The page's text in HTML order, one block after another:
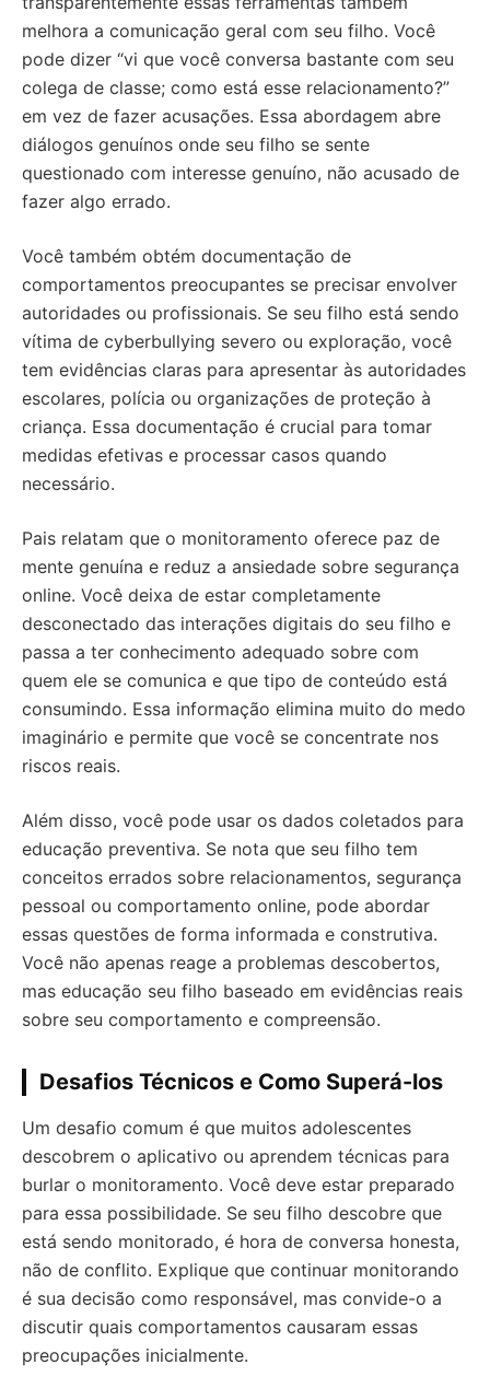
melhora a comunicação geral com seu filho. Você
pode dizer “vi que você conversa bastante com seu
colega de classe; como está esse relacionamento?”
em vez de fazer acusações. Essa abordagem abre
diálogos genuínos onde seu filho se sente
questionado com interesse genuíno, não acusado de
fazer algo errado.
Você também obtém documentação de
comportamentos preocupantes se precisar envolver
autoridades ou profissionais. Se seu filho está sendo
vítima de cyberbullying severo ou exploração, você
tem evidências claras para apresentar às autoridades
escolares, polícia ou organizações de proteção à
criança. Essa documentação é crucial para tomar
medidas efetivas e processar casos quando
necessário.
Pais relatam que o monitoramento oferece paz de
mente genuína e reduz a ansiedade sobre segurança
online. Você deixa de estar completamente
desconectado das interações digitais do seu filho e
passa a ter conhecimento adequado sobre com
quem ele se comunica e que tipo de conteúdo está
consumindo. Essa informação elimina muito do medo
imaginário e permite que você se concentrate nos
riscos reais.
Além disso, você pode usar os dados coletados para
educação preventiva. Se nota que seu filho tem
conceitos errados sobre relacionamentos, segurança
pessoal ou comportamento online, pode abordar
essas questões de forma informada e construtiva.
Você não apenas reage a problemas descobertos,
mas educação seu filho baseado em evidências reais
sobre seu comportamento e compreensão.
Desafios Técnicos e Como Superá-los
Um desafio comum é que muitos adolescentes
descobrem o aplicativo ou aprendem técnicas para
burlar o monitoramento. Você deve estar preparado
para essa possibilidade. Se seu filho descobre que
está sendo monitorado, é hora de conversa honesta,
não de conflito. Explique que continuar monitorando
é sua decisão como responsável, mas convide-o a
discutir quais comportamentos causaram essas
preocupações inicialmente.